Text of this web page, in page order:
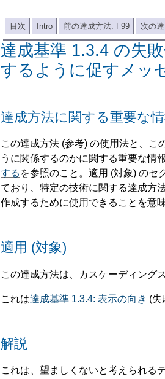
目次 Intro 前の達成方法: F99 次の
達成基準 1.3.4 の失
するように促すメッ
達成方法に関する重要な
この達成方法 (参考) の使用法と、こ
うに関係するのかに関する重要な情
する を参照のこと。適用 (対象) のセ
ており、特定の技術に関する達成方
作成するために使用できることを意
適用 (対象)
この達成方法は、カスケーディング
これは達成基準 1.3.4: 表示の向き (失
解説
これは、望ましくないと考えられる